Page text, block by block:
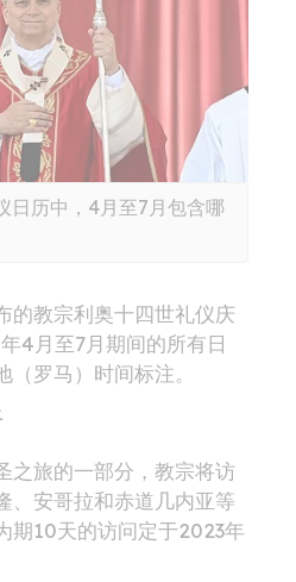
日历中，4月至7月包含哪
的教宗利奥十四世礼仪庆
4月至7月期间的所有日
罗马）时间标注。
之旅的一部分，教宗将访
、安哥拉和赤道几内亚等
期10天的访问定于2023年